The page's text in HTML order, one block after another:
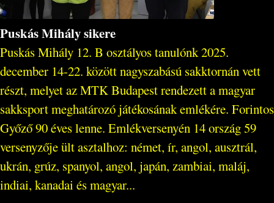
Puskás Mihály sikere
Puskás Mihály 12. B osztályos tanulónk 2025.
december 14-22. között nagyszabású sakktornán vett
részt, melyet az MTK Budapest rendezett a magyar
sakksport meghatározó játékosának emlékére. Forintos
Győző 90 éves lenne. Emlékversenyén 14 ország 59
versenyzője ült asztalhoz: német, ír, angol, ausztrál,
ukrán, grúz, spanyol, angol, japán, zambiai, maláj,
indiai, kanadai és magyar...